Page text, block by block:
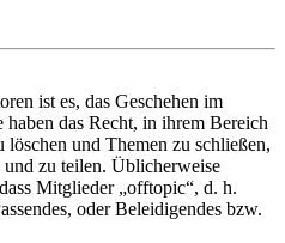
ist es, das Geschehen im
haben das Recht, in ihrem Bereich
löschen und Themen zu schließen,
zu teilen. Üblicherweise
Mitglieder „offtopic“, d. h.
oder Beleidigendes bzw.